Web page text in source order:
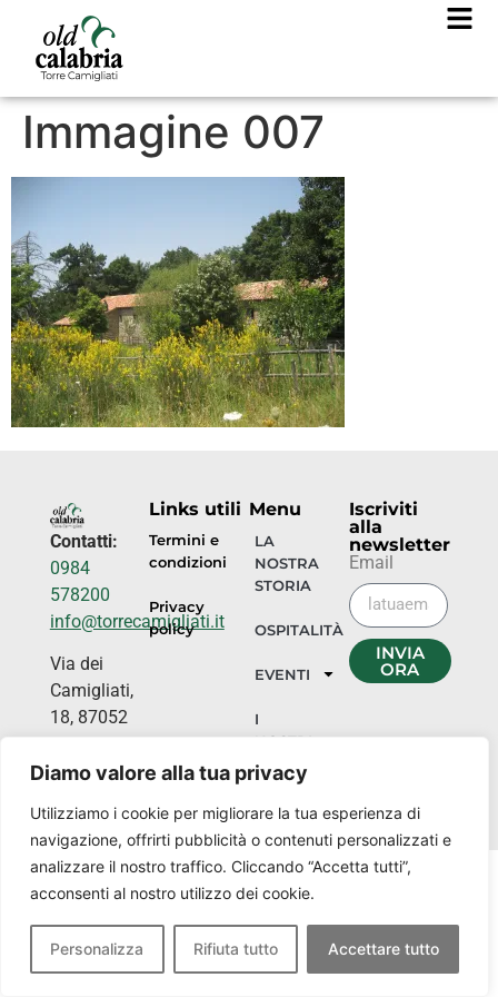
Diamo valore alla tua privacy
Utilizziamo i cookie per migliorare la tua esperienza di
navigazione, offrirti pubblicità o contenuti personalizzati e
analizzare il nostro traffico. Cliccando “Accetta tutti”,
acconsenti al nostro utilizzo dei cookie.
Personalizza Rifiuta tutto Accettare tutto
Immagine 007
Contatti:
0984
578200
info@torrecamigliati.it
Via dei
Camigliati,
18, 87052
Silano CS
Links utili
Termini e
condizioni
Privacy
policy
Menu
LA
NOSTRA
STORIA
OSPITALITÀ
EVENTI
I
NOSTRI
LUOGHI
Iscriviti
alla
newsletter
Email
INVIA
ORA